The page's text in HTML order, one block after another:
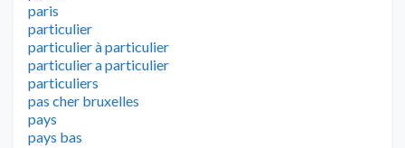
paris
particulier
particulier à particulier
particulier a particulier
particuliers
pas cher bruxelles
pays
pays bas